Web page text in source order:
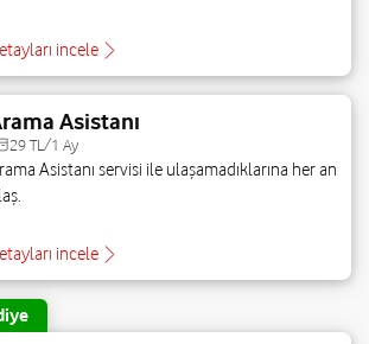
incele
Asistanı
29 TL/1 Ay
Asistanı servisi ile ulaşamadıklarına her an
incele